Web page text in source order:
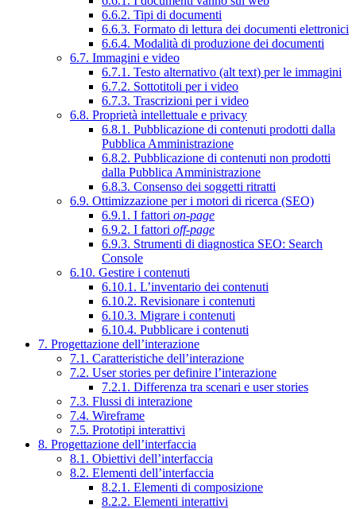
6.6.2. Tipi di documenti
6.6.3. Formato di lettura dei documenti elettronici
6.6.4. Modalità di produzione dei documenti
6.7. Immagini e video
6.7.1. Testo alternativo (alt text) per le immagini
6.7.2. Sottotitoli per i video
6.7.3. Trascrizioni per i video
6.8. Proprietà intellettuale e privacy
6.8.1. Pubblicazione di contenuti prodotti dalla
Pubblica Amministrazione
6.8.2. Pubblicazione di contenuti non prodotti
dalla Pubblica Amministrazione
6.8.3. Consenso dei soggetti ritratti
6.9. Ottimizzazione per i motori di ricerca (SEO)
6.9.1. I fattori on-page
6.9.2. I fattori off-page
6.9.3. Strumenti di diagnostica SEO: Search
Console
6.10. Gestire i contenuti
6.10.1. L’inventario dei contenuti
6.10.2. Revisionare i contenuti
6.10.3. Migrare i contenuti
6.10.4. Pubblicare i contenuti
7. Progettazione dell’interazione
7.1. Caratteristiche dell’interazione
7.2. User stories per definire l’interazione
7.2.1. Differenza tra scenari e user stories
7.3. Flussi di interazione
7.4. Wireframe
7.5. Prototipi interattivi
8. Progettazione dell’interfaccia
8.1. Obiettivi dell’interfaccia
8.2. Elementi dell’interfaccia
8.2.1. Elementi di composizione
8.2.2. Elementi interattivi